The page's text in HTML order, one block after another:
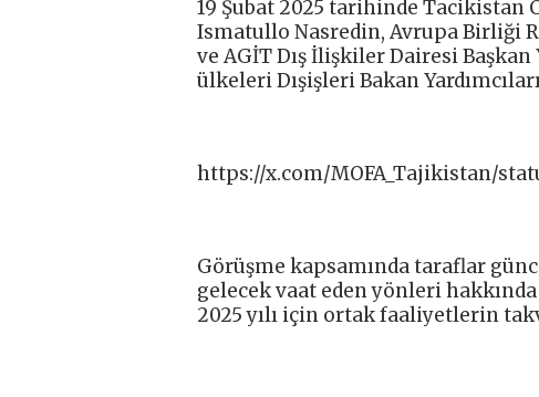
19 Şubat 2025 tarihinde Tacikistan
Ismatullo Nasredin, Avrupa Birliği
ve AGİT Dış İlişkiler Dairesi Başkan
ülkeleri Dışişleri Bakan
https://x.com/MOFA_Tajikistan/
Görüşme kapsamında taraflar
gelecek vaat eden yönleri
2025 yılı için ortak faaliyetlerin